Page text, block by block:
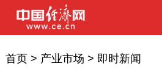
首页> 产业市场 > 即时新闻